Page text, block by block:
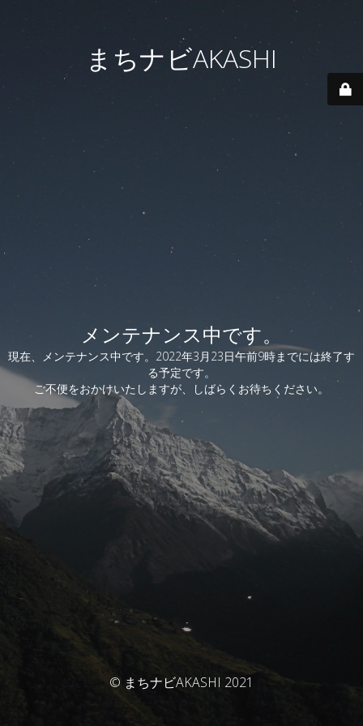
まちナビAKASHI
メンテナンス中です。
現在、メンテナンス中です。2022年3月23日午前9時までには終了す
る予定です。
ご不便をおかけいたしますが、しばらくお待ちください。
© まちナビAKASHI 2021